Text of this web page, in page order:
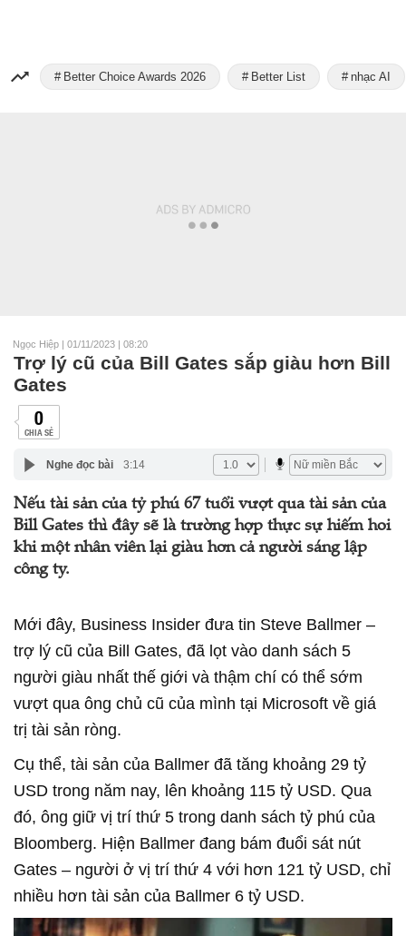
Better Choice Awards 2026 Better List nhạc AI
Ngọc Hiệp | 01/11/2023 | 08:20
Trợ lý cũ của Bill Gates sắp giàu hơn Bill
Gates
0
CHIA SẺ
Nghe đọc bài 3:14
Nếu tài sản của tỷ phú 67 tuổi vượt qua tài sản của
Bill Gates thì đây sẽ là trường hợp thực sự hiếm hoi
khi một nhân viên lại giàu hơn cả người sáng lập
công ty.
Mới đây, Business Insider đưa tin Steve Ballmer –
trợ lý cũ của Bill Gates, đã lọt vào danh sách 5
người giàu nhất thế giới và thậm chí có thể sớm
vượt qua ông chủ cũ của mình tại Microsoft về giá
trị tài sản ròng.
Cụ thể, tài sản của Ballmer đã tăng khoảng 29 tỷ
USD trong năm nay, lên khoảng 115 tỷ USD. Qua
đó, ông giữ vị trí thứ 5 trong danh sách tỷ phú của
Bloomberg. Hiện Ballmer đang bám đuổi sát nút
Gates – người ở vị trí thứ 4 với hơn 121 tỷ USD, chỉ
nhiều hơn tài sản của Ballmer 6 tỷ USD.